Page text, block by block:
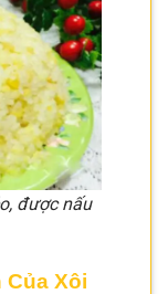
được nấu
Của Xôi